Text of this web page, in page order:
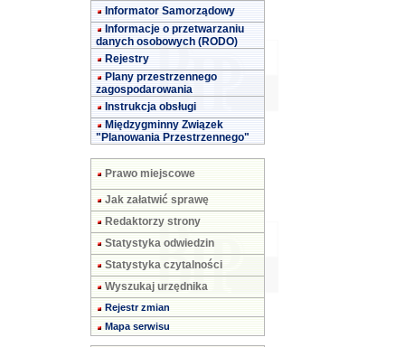
Informator Samorządowy
Informacje o przetwarzaniu
danych osobowych (RODO)
Rejestry
Plany przestrzennego
zagospodarowania
Instrukcja obsługi
Międzygminny Związek
"Planowania Przestrzennego"
Prawo miejscowe
Jak załatwić sprawę
Redaktorzy strony
Statystyka odwiedzin
Statystyka czytalności
Wyszukaj urzędnika
Rejestr zmian
Mapa serwisu